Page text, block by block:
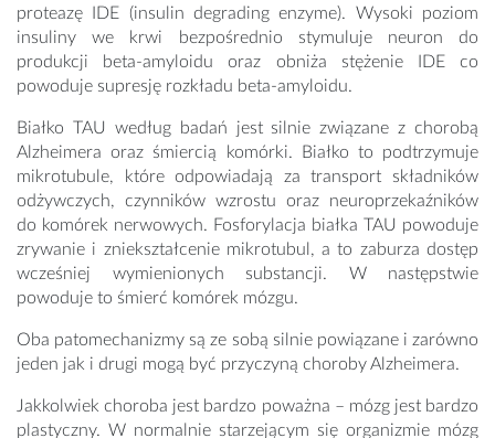
proteazę IDE (insulin degrading enzyme). Wysoki poziom
insuliny we krwi bezpośrednio stymuluje neuron do
produkcji beta-amyloidu oraz obniża stężenie IDE co
powoduje supresję rozkładu beta-amyloidu.
Białko TAU według badań jest silnie związane z chorobą
Alzheimera oraz śmiercią komórki. Białko to podtrzymuje
mikrotubule, które odpowiadają za transport składników
odżywczych, czynników wzrostu oraz neuroprzekaźników
do komórek nerwowych. Fosforylacja białka TAU powoduje
zrywanie i zniekształcenie mikrotubul, a to zaburza dostęp
wcześniej wymienionych substancji. W następstwie
powoduje to śmierć komórek mózgu.
Oba patomechanizmy są ze sobą silnie powiązane i zarówno
jeden jak i drugi mogą być przyczyną choroby Alzheimera.
Jakkolwiek choroba jest bardzo poważna – mózg jest bardzo
plastyczny. W normalnie starzejącym się organizmie mózg